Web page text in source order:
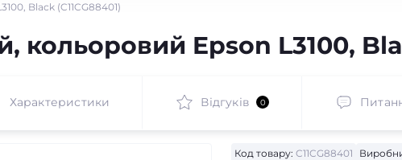
Black (C11CG88401)
Epson L3100,
Характеристики Відгуків 0
Код товару: C11CG88401